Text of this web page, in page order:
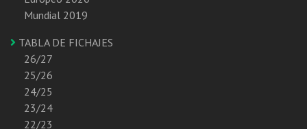
Mundial 2019
TABLA DE FICHAJES
26/27
25/26
24/25
23/24
22/23